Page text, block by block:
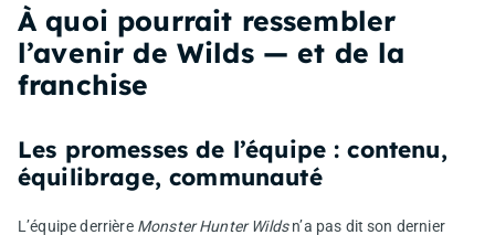
À quoi pourrait ressembler
l’avenir de Wilds — et de la
franchise
Les promesses de l’équipe : contenu,
équilibrage, communauté
L’équipe derrière Monster Hunter Wildsn’a pas dit son dernier